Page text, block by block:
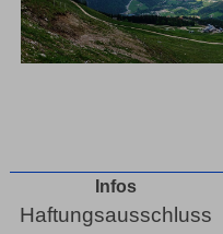
Infos
Haftungsausschluss